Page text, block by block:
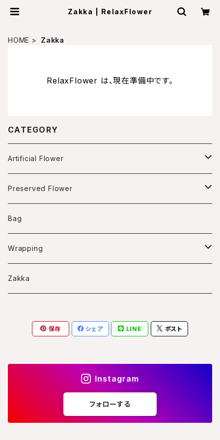
Zakka | RelaxFlower
HOME Zakka
RelaxFlower は、現在準備中です。
CATEGORY
Artificial Flower
Arrangment
Box arrangment
Bascket arrangment
Wreath
Swag
Bouquet
Preserved Flower
Arrangment
Wreath
Bag
Wrapping
Wreath case
L
スクエアS
Zakka
保存 シェア LINE ポスト
Instagram
フォローする